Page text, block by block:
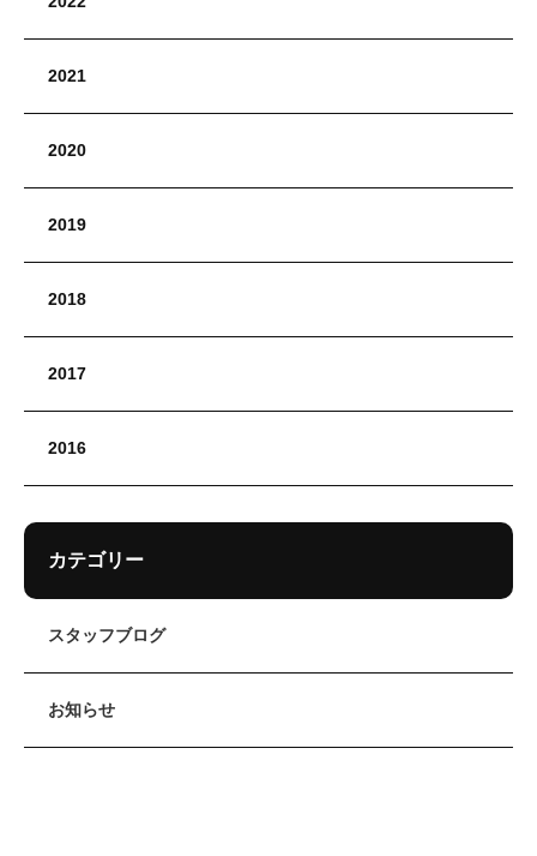
2021
2020
2019
2018
2017
2016
カテゴリー
スタッフブログ
お知らせ